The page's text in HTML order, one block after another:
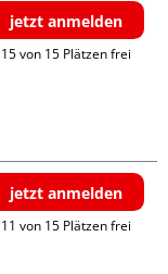
jetzt anmelden
15 von 15 Plätzen frei
jetzt anmelden
11 von 15 Plätzen frei